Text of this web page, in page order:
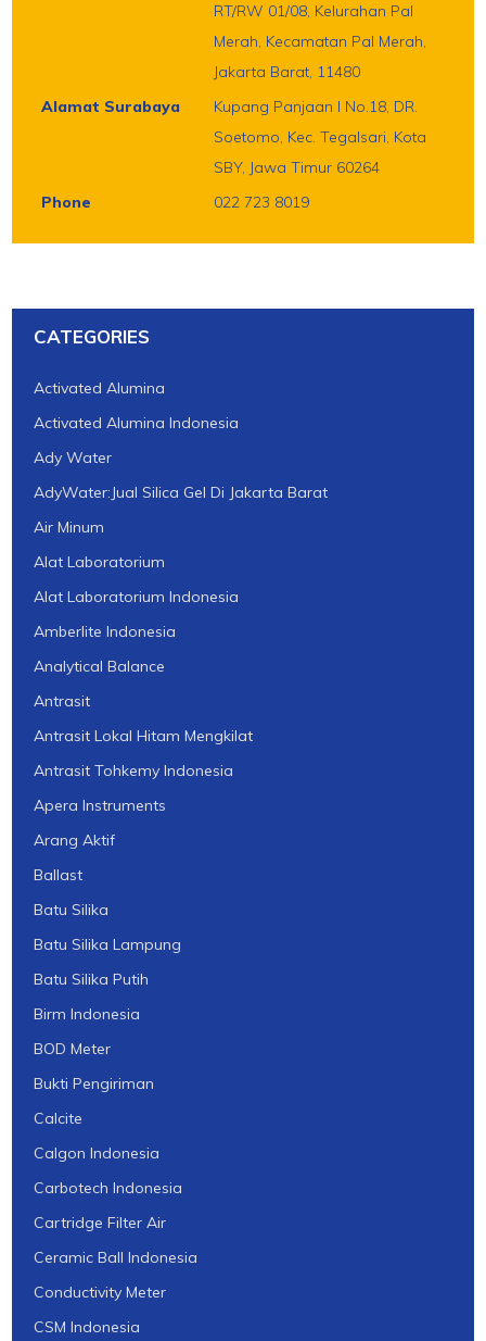
RT/RW 01/08, Kelurahan Pal
Merah, Kecamatan Pal Merah,
Jakarta Barat, 11480
Alamat Surabaya
Kupang Panjaan I No.18, DR.
Soetomo, Kec. Tegalsari, Kota
SBY, Jawa Timur 60264
Phone
022 723 8019
CATEGORIES
Activated Alumina
Activated Alumina Indonesia
Ady Water
AdyWater:Jual Silica Gel Di Jakarta Barat
Air Minum
Alat Laboratorium
Alat Laboratorium Indonesia
Amberlite Indonesia
Analytical Balance
Antrasit
Antrasit Lokal Hitam Mengkilat
Antrasit Tohkemy Indonesia
Apera Instruments
Arang Aktif
Ballast
Batu Silika
Batu Silika Lampung
Batu Silika Putih
Birm Indonesia
BOD Meter
Bukti Pengiriman
Calcite
Calgon Indonesia
Carbotech Indonesia
Cartridge Filter Air
Ceramic Ball Indonesia
Conductivity Meter
CSM Indonesia